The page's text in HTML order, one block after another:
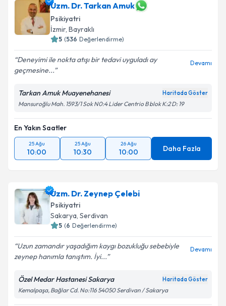
E-posta Adresiniz
Kişisel verilerimin işlenmesine ilişkin
Aydınlatma
Metni
Uzm. Dr. Tarkan Amuk
Psikiyatri
İzmir, Bayraklı
5 (536 Değerlendirme)
Deneyimi ile nokta atışı bir tedavi uyguladı ay
geçmesine...
Devamı
Tarkan Amuk Muayenehanesi Haritada Göster
Mansuroğlu Mah. 1593/1 Sok N0:4 Lider Centrio B blok K:2 D: 19
En Yakın Saatler
25 Ağu
10:00
25 Ağu
10:30
26 Ağu
10:00 Daha Fazla
Uzm. Dr. Zeynep Çelebi
Psikiyatri
Sakarya, Serdivan
5 (6 Değerlendirme)
Uzun zamandır yaşadığım kaygı bozukluğu sebebiyle
zeynep hanımla tanıştım. İyi...
Devamı
Özel Medar Hastanesi Sakarya Haritada Göster
Kemalpaşa, Bağlar Cd. No:116 54050 Serdivan / Sakarya